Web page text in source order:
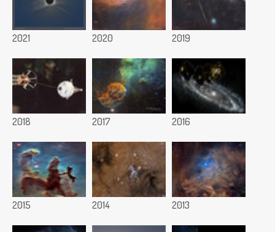
2021 2020 2019
2018 2017 2016
2015 2014 2013